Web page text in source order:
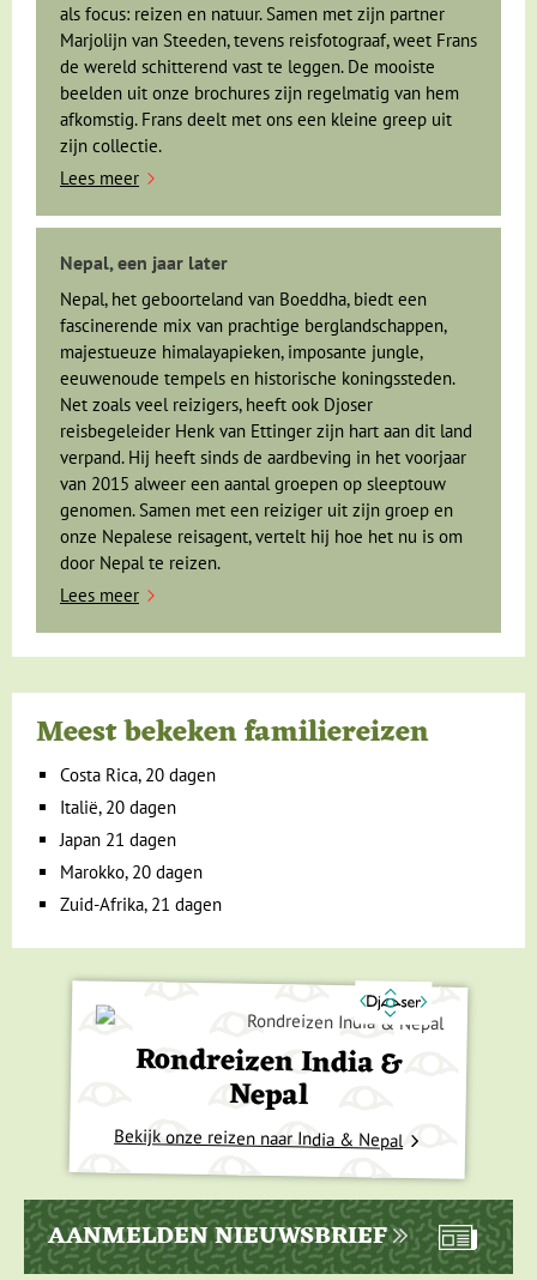
als focus: reizen en natuur. Samen met zijn partner
Marjolijn van Steeden, tevens reisfotograaf, weet Frans
de wereld schitterend vast te leggen. De mooiste
beelden uit onze brochures zijn regelmatig van hem
afkomstig. Frans deelt met ons een kleine greep uit
zijn collectie.
Lees meer
Nepal, een jaar later
Nepal, het geboorteland van Boeddha, biedt een
fascinerende mix van prachtige berglandschappen,
majestueuze himalayapieken, imposante jungle,
eeuwenoude tempels en historische koningssteden.
Net zoals veel reizigers, heeft ook Djoser
reisbegeleider Henk van Ettinger zijn hart aan dit land
verpand. Hij heeft sinds de aardbeving in het voorjaar
van 2015 alweer een aantal groepen op sleeptouw
genomen. Samen met een reiziger uit zijn groep en
onze Nepalese reisagent, vertelt hij hoe het nu is om
door Nepal te reizen.
Lees meer
Meest bekeken familiereizen
Costa Rica, 20 dagen
Italië, 20 dagen
Japan 21 dagen
Marokko, 20 dagen
Zuid-Afrika, 21 dagen
Rondreizen India &
Nepal
Bekijk onze reizen naar India & Nepal
AANMELDEN NIEUWSBRIEF